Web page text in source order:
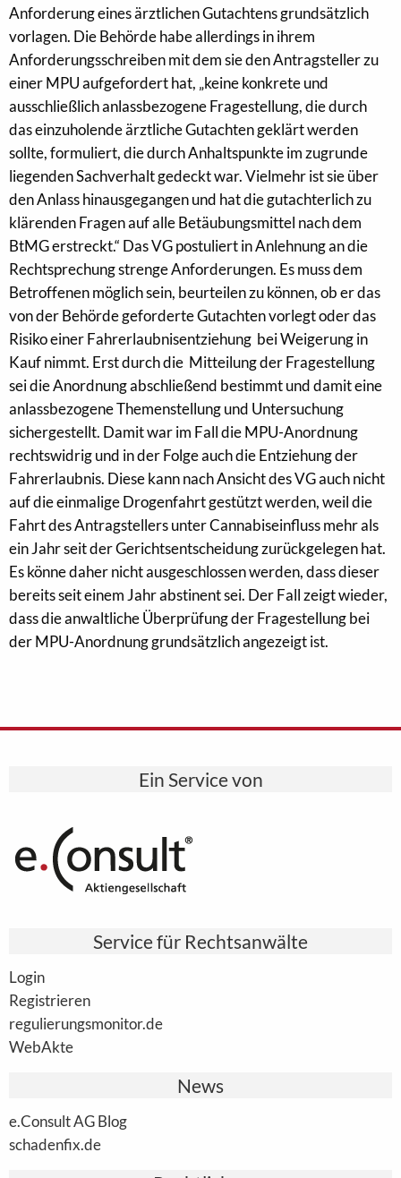
Anforderung eines ärztlichen Gutachtens grundsätzlich
vorlagen. Die Behörde habe allerdings in ihrem
Anforderungsschreiben mit dem sie den Antragsteller zu
einer MPU aufgefordert hat, „keine konkrete und
ausschließlich anlassbezogene Fragestellung, die durch
das einzuholende ärztliche Gutachten geklärt werden
sollte, formuliert, die durch Anhaltspunkte im zugrunde
liegenden Sachverhalt gedeckt war. Vielmehr ist sie über
den Anlass hinausgegangen und hat die gutachterlich zu
klärenden Fragen auf alle Betäubungsmittel nach dem
BtMG erstreckt.“ Das VG postuliert in Anlehnung an die
Rechtsprechung strenge Anforderungen. Es muss dem
Betroffenen möglich sein, beurteilen zu können, ob er das
von der Behörde geforderte Gutachten vorlegt oder das
Risiko einer Fahrerlaubnisentziehung bei Weigerung in
Kauf nimmt. Erst durch die Mitteilung der Fragestellung
sei die Anordnung abschließend bestimmt und damit eine
anlassbezogene Themenstellung und Untersuchung
sichergestellt. Damit war im Fall die MPU-Anordnung
rechtswidrig und in der Folge auch die Entziehung der
Fahrerlaubnis. Diese kann nach Ansicht des VG auch nicht
auf die einmalige Drogenfahrt gestützt werden, weil die
Fahrt des Antragstellers unter Cannabiseinfluss mehr als
ein Jahr seit der Gerichtsentscheidung zurückgelegen hat.
Es könne daher nicht ausgeschlossen werden, dass dieser
bereits seit einem Jahr abstinent sei. Der Fall zeigt wieder,
dass die anwaltliche Überprüfung der Fragestellung bei
der MPU-Anordnung grundsätzlich angezeigt ist.
Ein Service von
Service für Rechtsanwälte
Login
Registrieren
regulierungsmonitor.de
WebAkte
News
e.Consult AG Blog
schadenfix.de